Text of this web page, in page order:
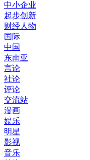
中小企业
起步创新
财经人物
国际
中国
东南亚
言论
社论
评论
交流站
漫画
娱乐
明星
影视
音乐